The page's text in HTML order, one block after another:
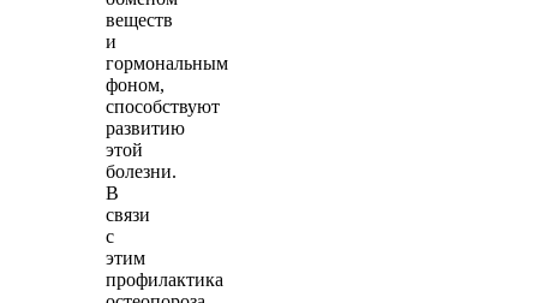
веществ
и
гормональным
фоном,
способствуют
развитию
этой
болезни.
В
связи
с
этим
профилактика